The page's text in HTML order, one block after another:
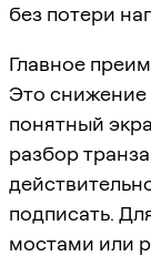
без потери
Главное
Это снижение
понятный
разбор
подписать.
мостами или